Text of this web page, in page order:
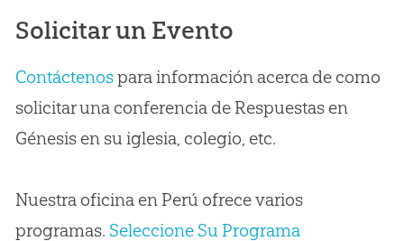
Solicitar un Evento
Contáctenospara información acerca de como
solicitar una conferencia de Respuestas en
Génesis en su iglesia, colegio, etc.
Nuestra oficina en Perú ofrece varios
programas. Seleccione Su Programa